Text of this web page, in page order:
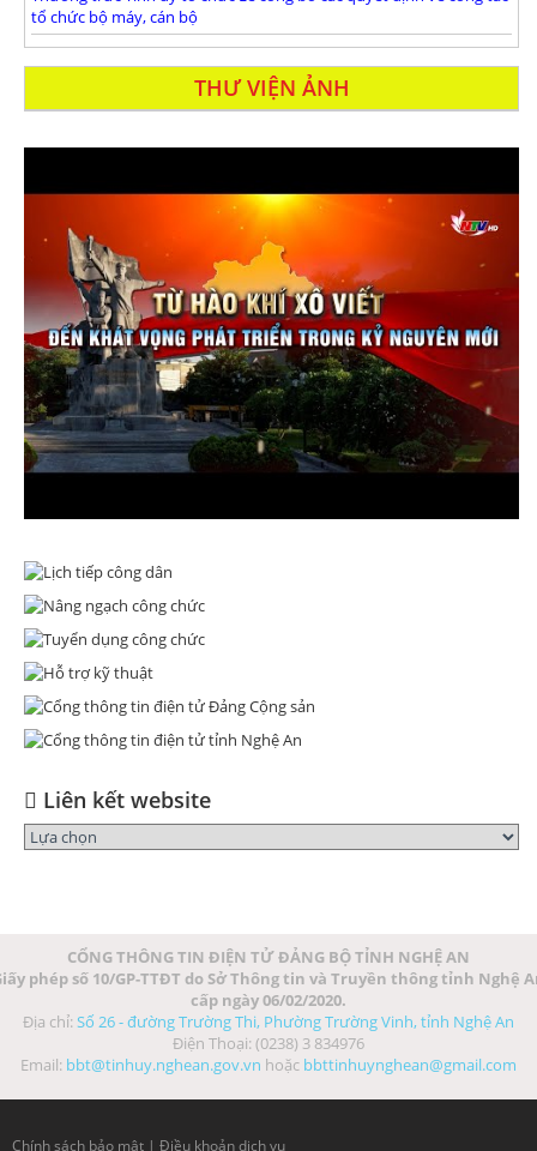
tổ chức bộ máy, cán bộ
THƯ VIỆN ẢNH
Liên kết website
CỔNG THÔNG TIN ĐIỆN TỬ ĐẢNG BỘ TỈNH NGHỆ AN
phép số 10/GP-TTĐT do Sở Thông tin và Truyền thông tỉnh Nghệ
cấp ngày 06/02/2020.
Địa chỉ: Số 26 - đường Trường Thi, Phường Trường Vinh, tỉnh Nghệ An
Điện Thoại: (0238) 3 834976
Email: bbt@tinhuy.nghean.gov.vn hoặc bbttinhuynghean@gmail.com
Chính sách bảo mật | Điều khoản dịch vụ